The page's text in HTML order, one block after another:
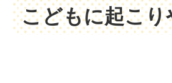
こどもに起こり